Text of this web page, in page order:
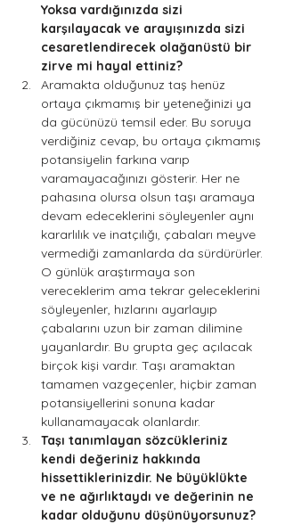
Yoksa vardığınızda sizi
karşılayacak ve arayışınızda sizi
cesaretlendirecek olağanüstü bir
zirve mi hayal ettiniz?
Aramakta olduğunuz taş henüz
ortaya çıkmamış bir yeteneğinizi ya
da gücünüzü temsil eder. Bu soruya
verdiğiniz cevap, bu ortaya çıkmamış
potansiyelin farkına varıp
varamayacağınızı gösterir. Her ne
pahasına olursa olsun taşı aramaya
devam edeceklerini söyleyenler aynı
kararlılık ve inatçılığı, çabaları meyve
vermediği zamanlarda da sürdürürler.
O günlük araştırmaya son
vereceklerim ama tekrar geleceklerini
söyleyenler, hızlarını ayarlayıp
çabalarını uzun bir zaman dilimine
yayanlardır. Bu grupta geç açılacak
birçok kişi vardır. Taşı aramaktan
tamamen vazgeçenler, hiçbir zaman
potansiyellerini sonuna kadar
kullanamayacak olanlardır.
Taşı tanımlayan sözcükleriniz
kendi değeriniz hakkında
hissettiklerinizdir. Ne büyüklükte
ve ne ağırlıktaydı ve değerinin ne
kadar olduğunu düşünüyorsunuz?